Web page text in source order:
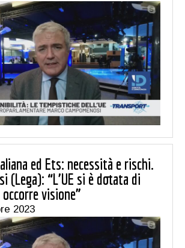
ed Ets: necessità e rischi.
(Lega): “L’UE si è dotata di
visione”
2023